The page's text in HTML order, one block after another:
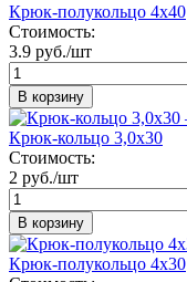
Крюк-полукольцо 4х40
Стоимость:
3.9 руб./шт
В корзину
Крюк-кольцо 3,0х30
Стоимость:
2 руб./шт
В корзину
Крюк-полукольцо 4х30